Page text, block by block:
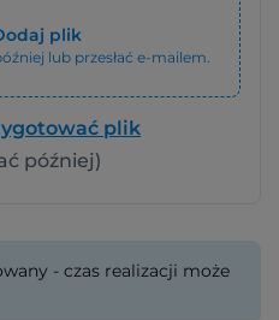
plik
lub przesłać e-mailem.
plik
później)
- czas realizacji może